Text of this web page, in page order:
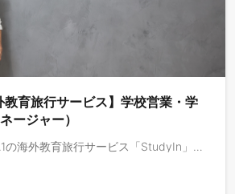
教育旅行サービス】学校営業・学
ージャー）
◆求人概要 国内No.1の海外教育旅行サービス「StudyIn」で活躍する学校法人営業を募集します。 動画メディアを共通基盤として海外事業を急成長させている株式会社ブルードは、取扱高を三桁億から四桁億へスケールするフェーズにいます。自己資本経営、取扱高約三桁億、営業利益一桁億、日本最大級の教育旅行サービスを運営しており、これから世界で教育旅行サービスの垂直統合モデルを実現し、世界で最も人々のライフチェンジをサポートする企業になりたいと考えています。 ◆業務イメージ 海外留学AX事業の学校法人営業マネージャーを担っていただきます。 現在、留学AXサービスでは、小学や中学、高校などの学校様から夏休みや冬休みの海外研修を行いたいという問い合わせを頂いており、学校様向けの教育旅行プログラムが成長しています。営業開発、事業開発、事業企画、組織マネジメント、マーケティング戦略など、事業をスケールさせる上で必要な業務とPL責任を任せ、非連続な成長を推進していただきます。 ◆仕事イメージ - 学校の海外研修ニーズの策定 - 学校の海外研修ニーズに合ったサービスの設計 - ターゲットになる学校の策定 - マーケティング、営業手法の確立（PMF） - 新規顧客の開拓 - 営業体制の構築、マネジメント - 営業プロセスの構築 - GTM戦略の立案から実行、推進 ◆顧客のイメージ 小学校、中学校、高校がターゲットになり、顧客ニーズをヒアリングしながら適切な打ち手の特定を行っていただきます。学校の様々なステークホルダーとコミュニケーションを行う中で意思決定者を特定し、ニーズに沿った海外研修プログラムをご提案いただきます。事業責任者と議論をしながらPDCAを回し、GTM戦略を実行いただきます。 ◆期待する役割 学校向け事業の新規営業開拓とその戦略立案を期待しています。学校の海外研修ニーズを策定し、最適なプランの開発、営業手法の策定を行い、学校向けに留学プランを提案し、契約を獲得してもらいます。 留学する対象が未成年ということもあり、契約後の留学サポートも重要なミッションとして担当していただきます。また、学校に継続的に留学を利用していただくために学校のアカウントマネジメントも行なっていただきます。